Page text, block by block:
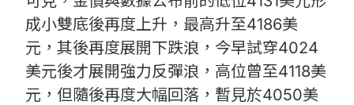
成小雙底後再度上升，最高升至4186美
元，其後再度展開下跌浪，今早試穿4024
美元後才展開強力反彈浪，高位曾至4118美
元，但隨後再度大幅回落，暫見於4050美